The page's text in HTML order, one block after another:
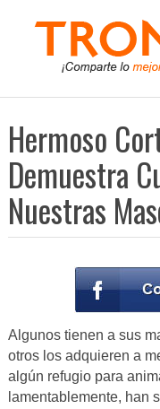
Hermoso
Demuestra
Nuestras
Algunos tienen a sus
otros los adquieren a
algún refugio para
lamentablemente, han